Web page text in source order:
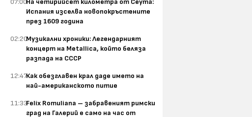
Испания изселва новопокръстените
през 1609 година
02:20Музикални хроники: Легендарният
концерт на Metallica, който беляза
разпада на СССР
12:47Как обезглавен крал даде името на
най-американското питие
11:33Felix Romuliana – забравеният римски
град на Галерий е само на час от